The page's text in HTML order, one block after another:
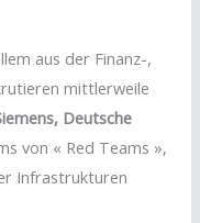
aus der Finanz-,
mittlerweile
Deutsche
von « Red Teams »,
Infrastrukturen